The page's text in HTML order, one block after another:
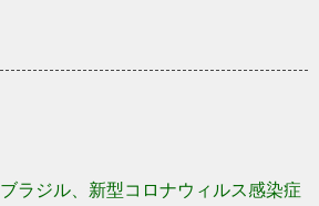
ブラジル、新型コロナウィルス感染症